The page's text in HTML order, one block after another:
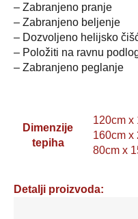
– Zabranjeno pranje
– Zabranjeno beljenje
– Dozvoljeno helijsko
– Položiti na ravnu
– Zabranjeno peglanje
Dimenzije
tepiha
120cm x
160cm x
80cm x
Detalji proizvoda: